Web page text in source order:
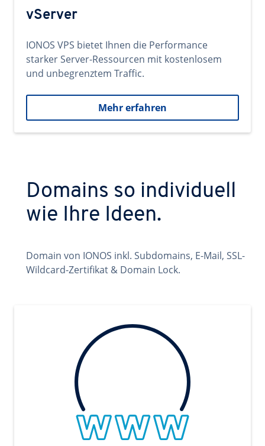
vServer
IONOS VPS bietet Ihnen die Performance
starker Server-Ressourcen mit kostenlosem
und unbegrenztem Traffic.
Mehr erfahren
Domains so individuell
wie Ihre Ideen.
Domain von IONOS inkl. Subdomains, E-Mail, SSL-
Wildcard-Zertifikat & Domain Lock.